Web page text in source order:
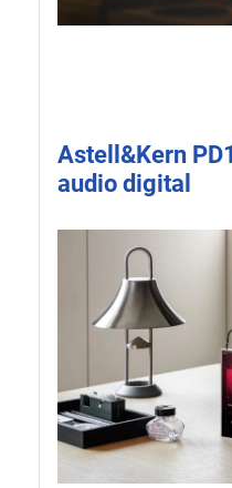
Astell&Kern
audio digital